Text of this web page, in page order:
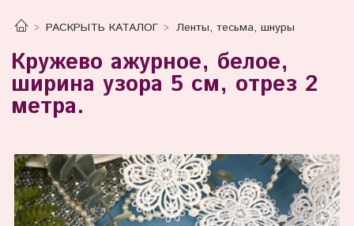
РАСКРЫТЬ КАТАЛОГ Ленты, тесьма, шнуры
Кружево ажурное, белое,
ширина узора 5 см, отрез 2
метра.